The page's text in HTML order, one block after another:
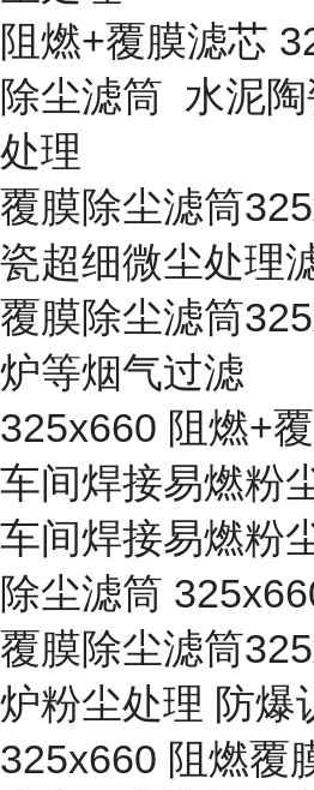
阻燃+覆膜滤芯
除尘滤筒 水泥
处理
覆膜除尘滤筒
瓷超细微尘处理
覆膜除尘滤筒
炉等烟气过滤
325x660 阻燃+
车间焊接易燃粉
车间焊接易燃粉
除尘滤筒
覆膜除尘滤筒
炉粉尘处理 防爆
325x660 阻燃覆